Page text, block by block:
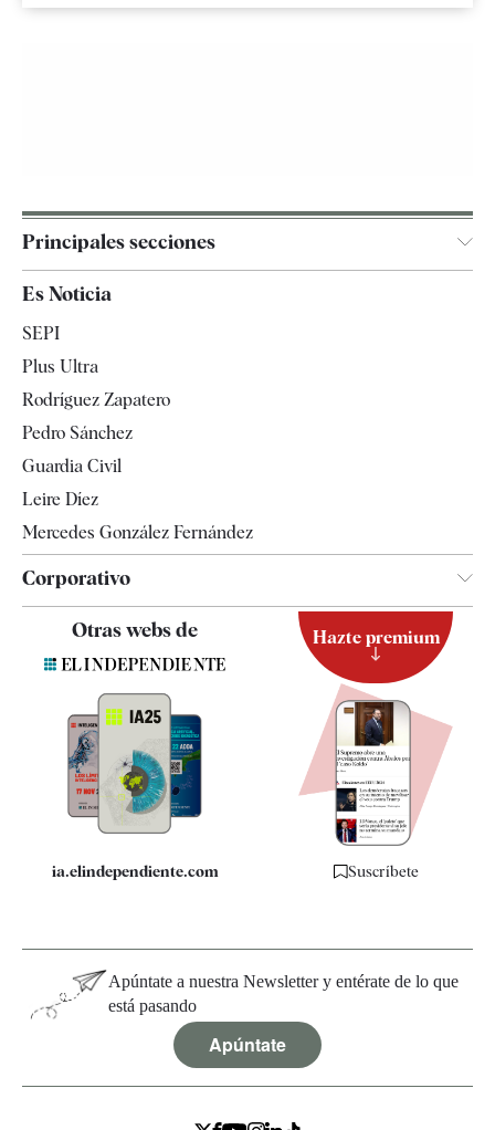
Principales secciones
España
Televisión
Es Noticia
SEPI
Plus Ultra
Rodríguez Zapatero
Pedro Sánchez
Guardia Civil
Leire Díez
Mercedes González Fernández
Corporativo
Contacto
Quiénes somos
Especificaciones
Otras webs de
ia.elindependiente.com
Hazte premium
Suscríbete
Apúntate a nuestra Newsletter y entérate de lo que
está pasando
Apúntate